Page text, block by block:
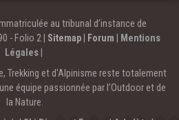
au tribunal d’instance de
- Folio 2 | Sitemap| Forum
Mentions
Légales
Trekking et d'Alpinisme reste totalement
équipe passionnée par l’Outdoor et de
la Nature.